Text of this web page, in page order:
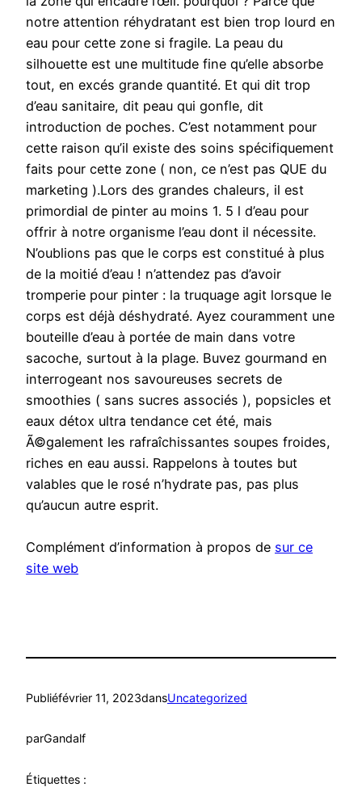
notre attention réhydratant est bien trop lourd en
eau pour cette zone si fragile. La peau du
silhouette est une multitude fine qu’elle absorbe
tout, en excés grande quantité. Et qui dit trop
d’eau sanitaire, dit peau qui gonfle, dit
introduction de poches. C’est notamment pour
cette raison qu’il existe des soins spécifiquement
faits pour cette zone ( non, ce n’est pas QUE du
marketing ).Lors des grandes chaleurs, il est
primordial de pinter au moins 1. 5 l d’eau pour
offrir à notre organisme l’eau dont il nécessite.
N’oublions pas que le corps est constitué à plus
de la moitié d’eau ! n’attendez pas d’avoir
tromperie pour pinter : la truquage agit lorsque le
corps est déjà déshydraté. Ayez couramment une
bouteille d’eau à portée de main dans votre
sacoche, surtout à la plage. Buvez gourmand en
interrogeant nos savoureuses secrets de
smoothies ( sans sucres associés ), popsicles et
eaux détox ultra tendance cet été, mais
Ã©galement les rafraîchissantes soupes froides,
riches en eau aussi. Rappelons à toutes but
valables que le rosé n’hydrate pas, pas plus
qu’aucun autre esprit.
Complément d’information à propos de sur ce
site web
Publiéfévrier 11, 2023dansUncategorized
parGandalf
Étiquettes :